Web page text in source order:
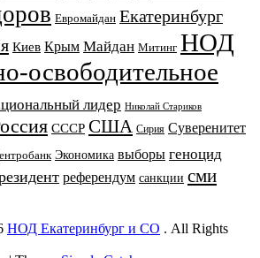
Евромайдан Екатеринбург
Киев Крым Майдан Митинг НОД
освободительное
лидер Николай Стариков
СССР США Сирия Суверенитет
Экономика выборы геноцид
референдум санкции сми
НОД Екатеринбург и СО . All Rights